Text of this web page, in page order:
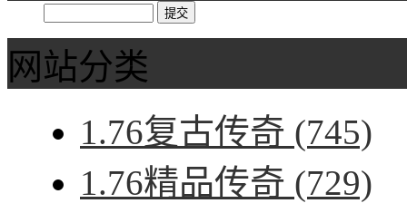
网站分类
1.76复古传奇 (745)
1.76精品传奇 (729)